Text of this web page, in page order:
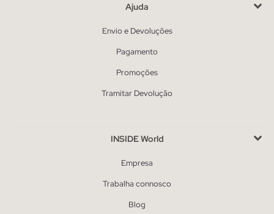
Ajuda
Envio e Devoluções
Pagamento
Promoções
Tramitar Devolução
INSIDE World
Empresa
Trabalha connosco
Blog